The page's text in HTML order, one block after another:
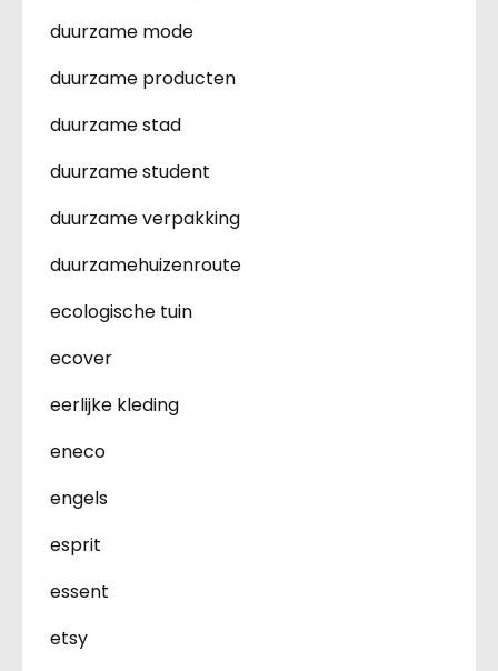
duurzame mode
duurzame producten
duurzame stad
duurzame student
duurzame verpakking
duurzamehuizenroute
ecologische tuin
ecover
eerlijke kleding
eneco
engels
esprit
essent
etsy